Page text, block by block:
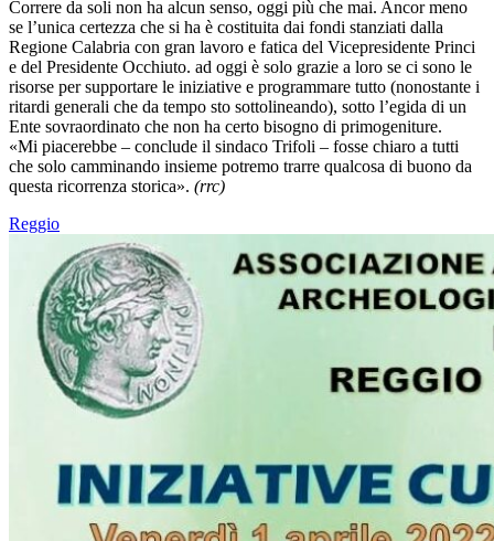
Correre da soli non ha alcun senso, oggi più che mai. Ancor meno
se l’unica certezza che si ha è costituita dai fondi stanziati dalla
Regione Calabria con gran lavoro e fatica del Vicepresidente Princi
e del Presidente Occhiuto. ad oggi è solo grazie a loro se ci sono le
risorse per supportare le iniziative e programmare tutto (nonostante i
ritardi generali che da tempo sto sottolineando), sotto l’egida di un
Ente sovraordinato che non ha certo bisogno di primogeniture.
«Mi piacerebbe – conclude il sindaco Trifoli – fosse chiaro a tutti
che solo camminando insieme potremo trarre qualcosa di buono da
questa ricorrenza storica». (rrc)
Reggio